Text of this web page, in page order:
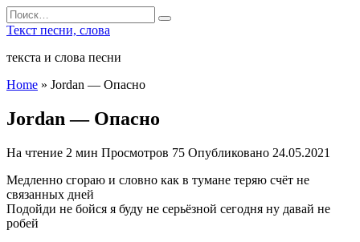
Перейти
к
Search
for:
Текст песни, слова
текста и слова песни
Home » Jordan — Опасно
Jordan — Опасно
На чтение 2 мин Просмотров 75 Опубликовано 24.05.2021
Медленно сгораю и словно как в тумане теряю счёт не
связанных дней
Подойди не бойся я буду не серьёзной сегодня ну давай не
робей